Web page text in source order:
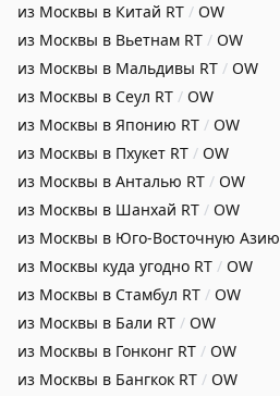
из Москвы в Китай RT / OW
из Москвы в Вьетнам RT / OW
из Москвы в Мальдивы RT / OW
из Москвы в Сеул RT / OW
из Москвы в Японию RT / OW
из Москвы в Пхукет RT / OW
из Москвы в Анталью RT / OW
из Москвы в Шанхай RT / OW
из Москвы в Юго-Восточную Азию
из Москвы куда угодно RT / OW
из Москвы в Стамбул RT / OW
из Москвы в Бали RT / OW
из Москвы в Гонконг RT / OW
из Москвы в Бангкок RT / OW